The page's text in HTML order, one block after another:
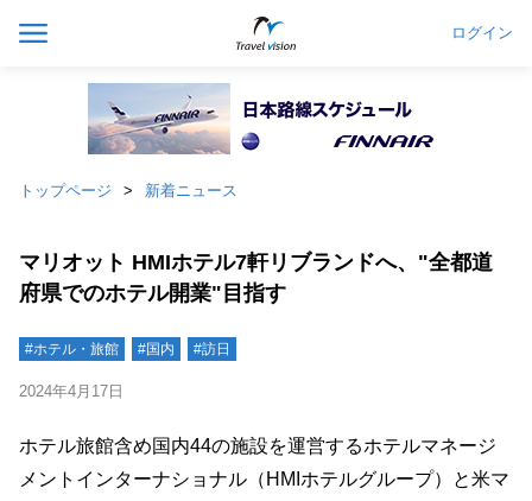
ログイン
トップページ 新着ニュース
マリオット HMIホテル7軒リブランドへ、"全都道
府県でのホテル開業"目指す
#ホテル・旅館 #国内 #訪日
2024年4月17日
ホテル旅館含め国内44の施設を運営するホテルマネージ
メントインターナショナル（HMIホテルグループ）と米マ